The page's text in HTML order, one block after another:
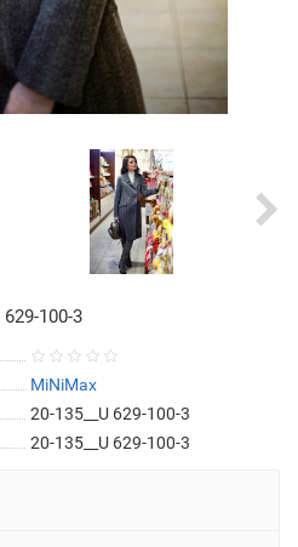
100-3
MiNiMax
20-135__U 629-100-3
20-135__U 629-100-3